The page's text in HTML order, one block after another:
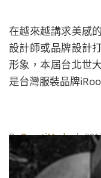
在越來越講求美感
設計師或品牌設計
形象，本屆台北世
是台灣服裝品牌iRoo
ByBeautiMode|